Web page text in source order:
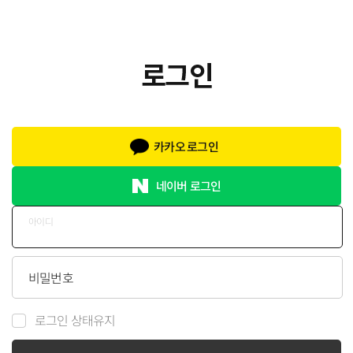
카카오 로그인
네이버 로그인
아이디
비밀번호
로그인 상태유지